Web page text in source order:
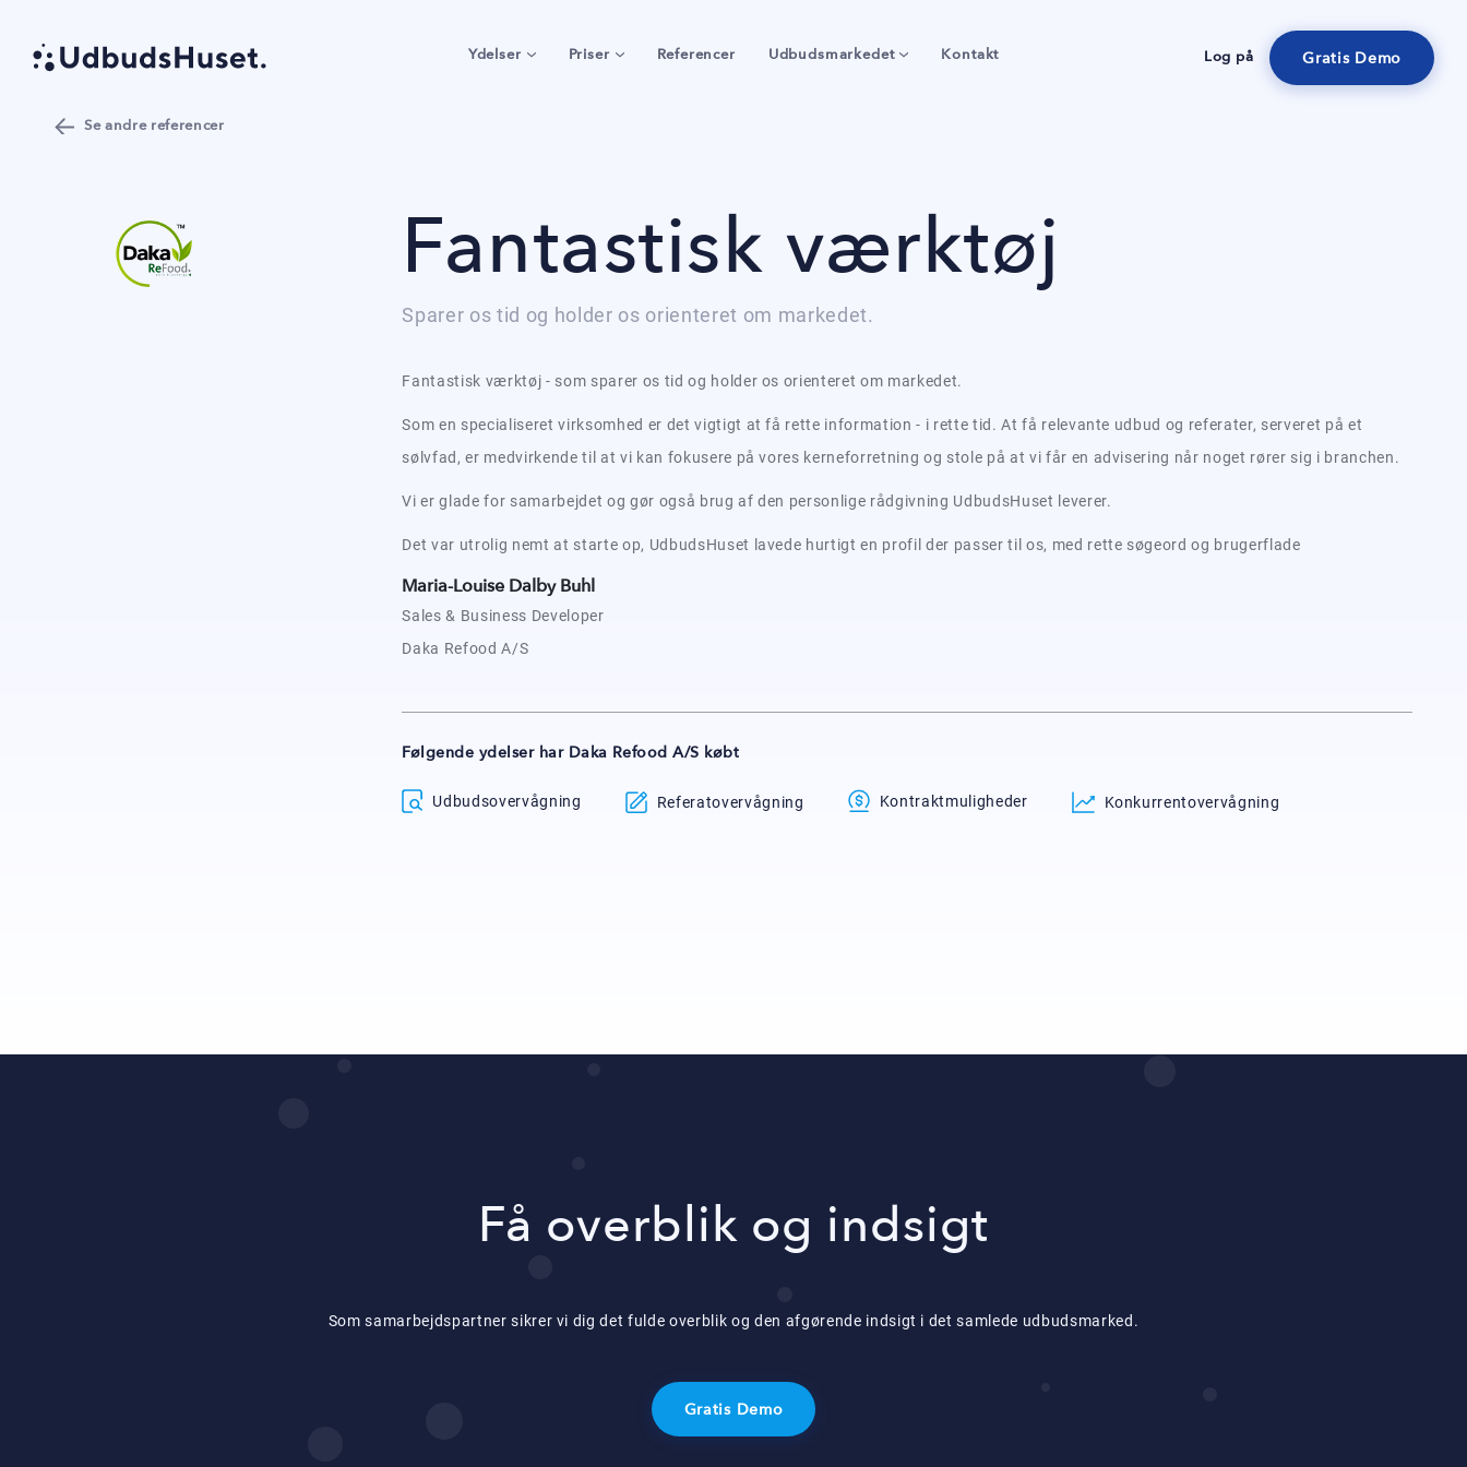
Ydelser Priser Referencer Udbudsmarkedet Kontakt Log på Gratis Demo
Se andre referencer
Fantastisk værktøj
Sparer os tid og holder os orienteret om markedet.
Fantastisk værktøj - som sparer os tid og holder os orienteret om markedet.
Som en specialiseret virksomhed er det vigtigt at få rette information - i rette tid. At få relevante udbud og referater, serveret på et
sølvfad, er medvirkende til at vi kan fokusere på vores kerneforretning og stole på at vi får en advisering når noget rører sig i branchen.
Vi er glade for samarbejdet og gør også brug af den personlige rådgivning UdbudsHuset leverer.
Det var utrolig nemt at starte op, UdbudsHuset lavede hurtigt en profil der passer til os, med rette søgeord og brugerflade
Maria-Louise Dalby Buhl
Sales & Business Developer
Daka Refood A/S
Følgende ydelser har Daka Refood A/S købt
Udbudsovervågning Referatovervågning Kontraktmuligheder Konkurrentovervågning
Få overblik og indsigt
Som samarbejdspartner sikrer vi dig det fulde overblik og den afgørende indsigt i det samlede udbudsmarked.
Gratis Demo